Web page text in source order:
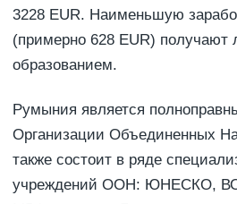
3228 EUR. Наименьшую
(примерно 628 EUR) получают
образованием.
Румыния является
Организации Объединенных
также состоит в ряде
учреждений ООН: ЮНЕСКО,